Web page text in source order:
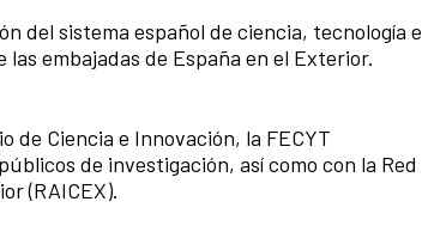
del sistema español de ciencia, tecnología e
embajadas de España en el Exterior.
de Ciencia e Innovación, la FECYT
de investigación, así como con la Red
(RAICEX).